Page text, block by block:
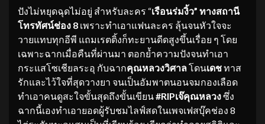
ปังไม่หยุดฉุดไม่อยู่ สำหรับละคร “เรือนร่มงิ้ว” ทางสถานี
โทรทัศน์ช่อง 8 เพราะทำเอาแฟนละคร ลุ้นจนหัวใจจะ
วายแทบทุกอีพี แถมเรตติ้งก็ทะยานดีดสูงขึ้นเรื่อย ๆ โดย
เฉพาะฉากเมื่อคืนที่ผ่านมา ตอกย้ำความปังจนทำเอา
กระแสโซเชียลระอุ กับฉากคุณหลวงวิศาลโดนเดชทาส
รักและไว้ใจที่สุดวางยา จนเป็นอัมพาตนอนจมกองเลือด
ทำเอาคนดูสะใจขั้นสุดถึงขั้นเขียน#RIPเจ๊คุณหลวงซึ่ง
ฉากนี้เองทำเอายอดผู้รับชมไลฟ์สดในเพจเฟสบุ๊คช่อง 8